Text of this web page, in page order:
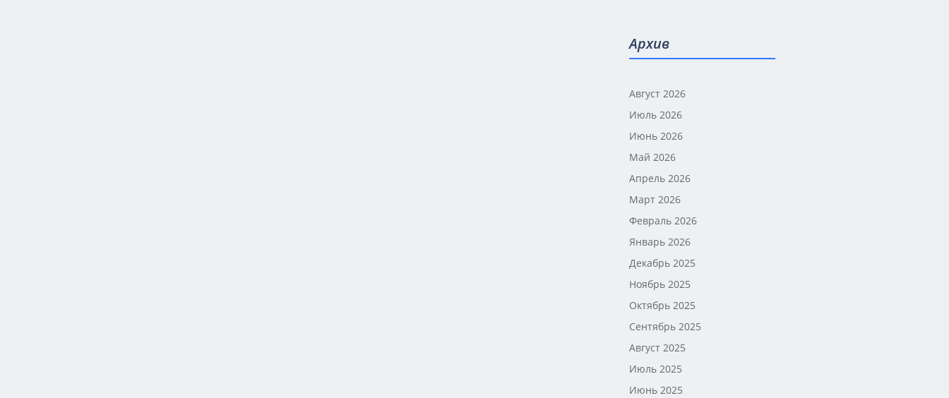
Архив
Август 2026
Июль 2026
Июнь 2026
Май 2026
Апрель 2026
Март 2026
Февраль 2026
Январь 2026
Декабрь 2025
Ноябрь 2025
Октябрь 2025
Сентябрь 2025
Август 2025
Июль 2025
Июнь 2025